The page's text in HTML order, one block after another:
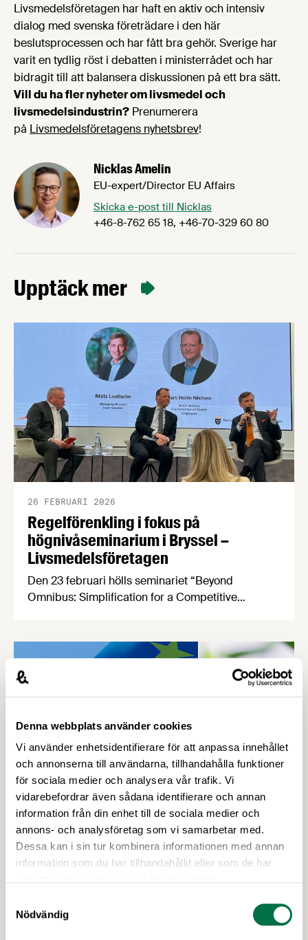
Denna webbplats använder cookies
Vi använder enhetsidentifierare för att anpassa innehållet
och annonserna till användarna, tillhandahålla funktioner
för sociala medier och analysera vår trafik. Vi
vidarebefordrar även sådana identifierare och annan
information från din enhet till de sociala medier och
annons- och analysföretag som vi samarbetar med.
Dessa kan i sin tur kombinera informationen med annan
information som du har tillhandahållit eller som de har
Nödvändig
Livsmedelsföretagen har haft en aktiv och intensiv
dialog med svenska företrädare i den här
beslutsprocessen och har fått bra gehör. Sverige har
varit en tydlig röst i debatten i ministerrådet och har
bidragit till att balansera diskussionen på ett bra sätt.
Vill du ha fler nyheter om livsmedel och
livsmedelsindustrin? Prenumerera
på Livsmedelsföretagens nyhetsbrev!
Nicklas Amelin
EU-expert/Director EU Affairs
Skicka e-post till Nicklas
+46-8-762 65 18, +46-70-329 60 80
Upptäck mer
Regelförenkling i fokus på
högnivåseminarium i Bryssel –
Livsmedelsföretagen
26 FEBRUARI 2026
Den 23 februari hölls seminariet “Beyond
Omnibus: Simplification for a Competitive
representation vid EU.
Efterlängtat EU-beslut om
genredigering stärker framtidens
26 JUNI 2026
Europaparlamentet har i juni gett sitt slutliga